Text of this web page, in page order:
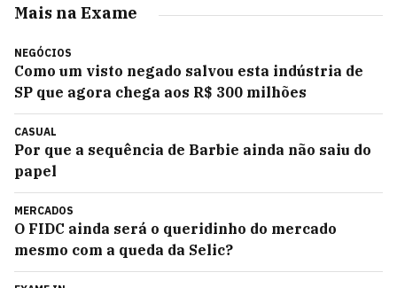
Mais na Exame
NEGÓCIOS
Como um visto negado salvou esta indústria de
SP que agora chega aos R$ 300 milhões
CASUAL
Por que a sequência de Barbie ainda não saiu do
papel
MERCADOS
O FIDC ainda será o queridinho do mercado
mesmo com a queda da Selic?